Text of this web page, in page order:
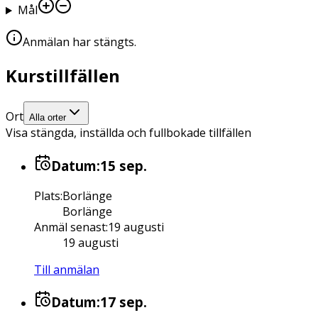
Mål
Anmälan har stängts.
Kurstillfällen
Ort Alla orter
Visa stängda, inställda och fullbokade tillfällen
Datum:15 sep.
Plats:Borlänge
Borlänge
Anmäl senast:19 augusti
19 augusti
Till anmälan
Datum:17 sep.